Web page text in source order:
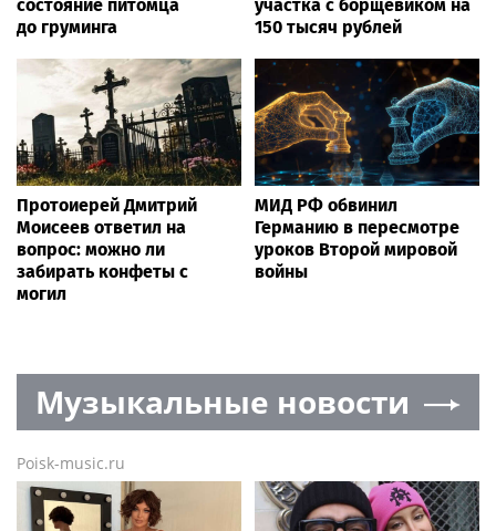
состояние питомца
до груминга
участка с борщевиком на
150 тысяч рублей
Протоиерей Дмитрий
Моисеев ответил на
вопрос: можно ли
забирать конфеты с
могил
МИД РФ обвинил
Германию в пересмотре
уроков Второй мировой
войны
Музыкальные новости
Poisk-music.ru